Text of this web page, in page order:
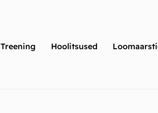
Treening Hoolitsused